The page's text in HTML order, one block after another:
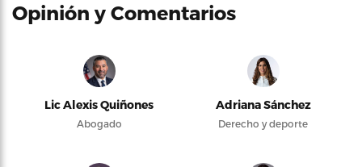
Opinión y Comentarios
Lic Alexis Quiñones
Abogado
Adriana Sánchez
Derecho y deporte